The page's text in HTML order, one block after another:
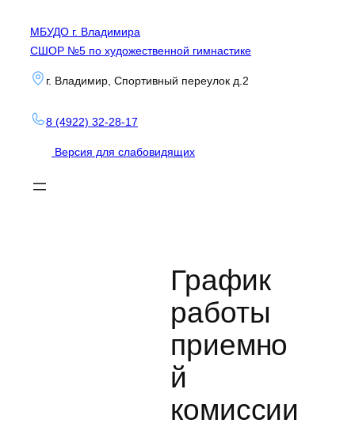
содержимому
МБУДО г. Владимира
СШОР №5 по художественной гимнастике
г. Владимир, Спортивный переулок д.2
8 (4922) 32-28-17
Версия для слабовидящих
График
работы
приемно
й
комиссии